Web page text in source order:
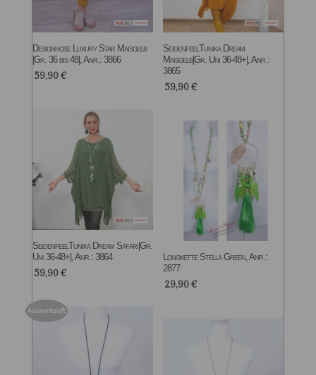
Designhose Luxury Star Maisgelb
|Gr. 36 bis 48|, Anr.: 3866
59,90€
SeidenfeelTunika Dream
Maisgelb|Gr. Uni 36-48+|, Anr.:
3865
59,90€
SeidenfeelTunika Dream Safari|Gr.
Uni 36-48+|, Anr.: 3864
59,90€
Longkette Stella Green, Anr.:
2877
29,90€
Ausverkauft